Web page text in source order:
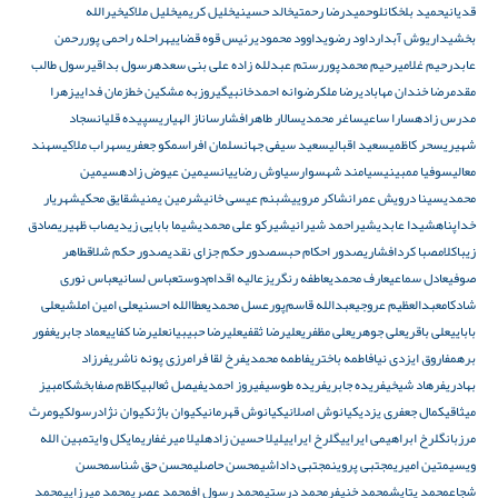
قدیانیحمید بلخکانلوحمیدرضا رحمتیخالد حسینیخلیل کریمیخلیل ملاکیخیرالله
بخشیداریوش آبدارداود رضویداوود محمودیرئیس قوه قضاییهراحله راحمی پوررحمن
عابدرحیم غلامیرحیم محمدپوررستم عبدلله زاده علی بنی سعدهرسول بداقیرسول طالب
مقدمرضا خندان مهابادیرضا ملکرضوانه احمدخانبیگیروزبه مشکین خطزمان فداییزهرا
مدرس زادهسارا ساعیساغر محمدیسالار طاهرافشارساناز الهیاریسپیده قلیانسجاد
شهیریسحر کاظمیسعید اقبالیسعید سیفی جهانسلمان افراسمکو جعفریسهراب ملاکیسهند
معالیسوفیا ممبینیسیامند شهسوارسیاوش رضاییانسیمین عیوض زادهسیمین
محمدیسینا درویش عمرانشاکر مروییشبنم عیسی خانیشرمین یمنیشقایق محکیشهریار
خداپناهشیدا عابدیشیراحمد شیرانیشیرکو علی محمدیشیما بابایی زیدیصاب ظهیریصادق
زیباکلامصبا کردافشاریصدور احکام حبسصدور حکم جزای نقدیصدور حکم شلاقطاهر
صوفیعادل سماعیعارف محمدیعاطفه رنگریزعالیه اقدام‌دوستعباس لسانیعباس نوری
شادکامعبدالعظیم عروجیعبدالله قاسم‌پورعسل محمدیعطاالله احسنیعلی امین املشیعلی
باباییعلی باقریعلی جوهریعلی مظفریعلیرضا ثقفیعلیرضا حبیبیانعلیرضا کفاییعماد جابریغفور
برهمفاروق ایزدی نیافاطمه باختریفاطمه محمدیفرخ لقا فرامرزی پونه ناشریفرزاد
بهادریفرهاد شیخیفریده جابریفریده طوسیفیروز احمدیفیصل ثعالبیکاظم صفابخشکامبیز
میثاقیکمال جعفری یزدیکیانوش اصلانیکیانوش قهرمانیکیوان باژنکیوان نژادرسولکیومرث
مرزبانگلرخ ابراهیمی ایراییگلرخ ایراییلیلا حسین زادهلیلا میرغفاریمایکل وایتمبین الله
ویسیمتین امیریمجتبی پروینمجتبی داداشیمحسن حاصلیمحسن حق شناسمحسن
شجاعمحمد پتایشمحمد خنیفرمحمد درستیمحمد رسول افمحمد عصریمحمد میرزاییمحمد